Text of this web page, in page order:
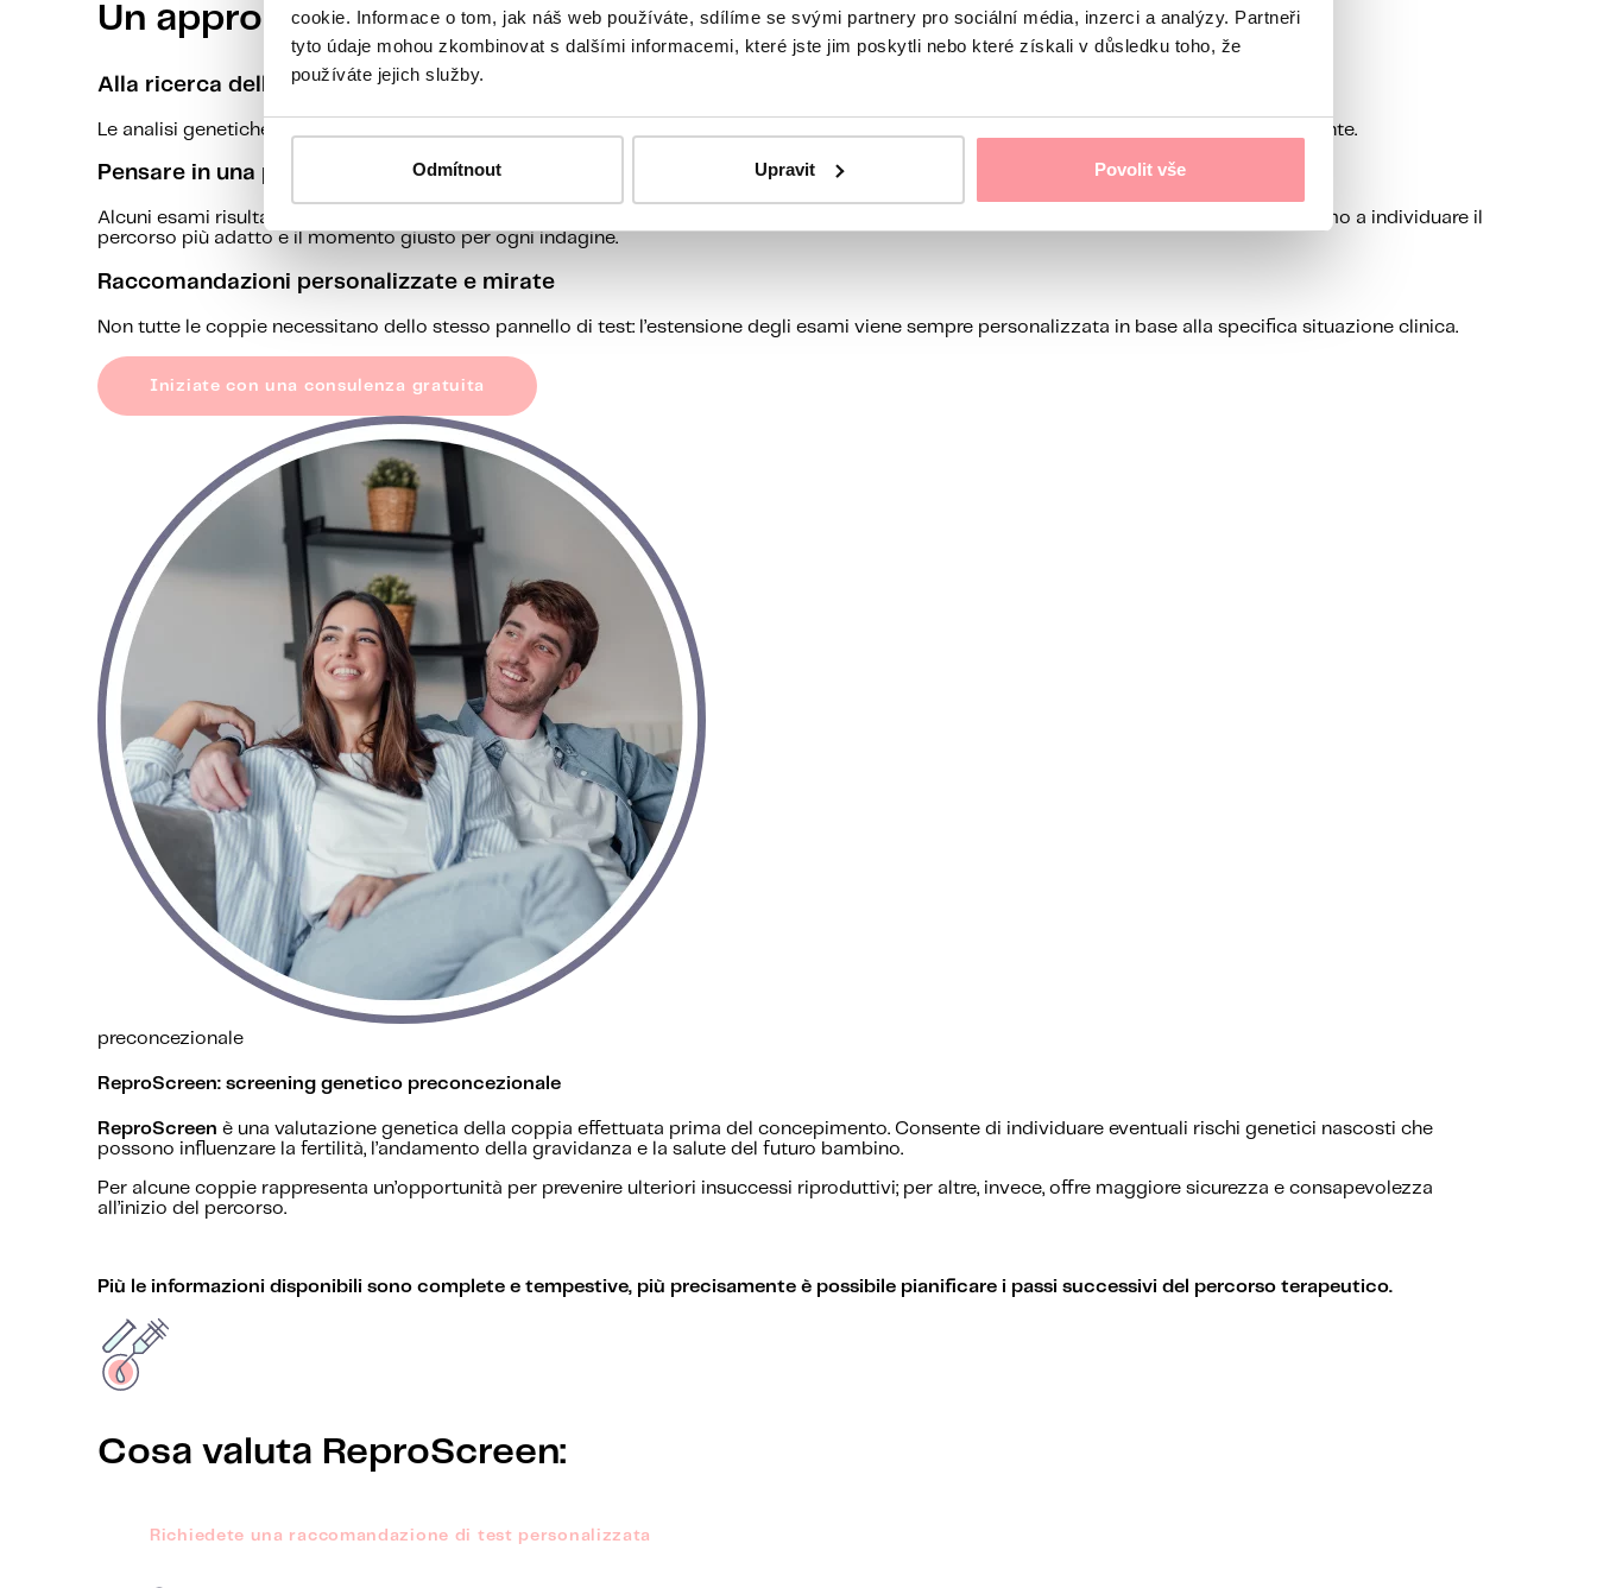
cookie. Informace o tom, jak náš web používáte, sdílíme se svými partnery pro sociální média, inzerci a analýzy. Partneři
tyto údaje mohou zkombinovat s dalšími informacemi, které jste jim poskytli nebo které získali v důsledku toho, že
používáte jejich služby.
Odmítnout Upravit Povolit vše
Un approccio genetico completo e approfondito
Alla ricerca della causa reale
Le analisi genetiche possono aiutare a chiarire casi di aborti ricorrenti, fallimenti di impianto e infertilità persistente senza una causa apparente.
Pensare in una prospettiva a lungo termine
Alcuni esami risultano particolarmente utili prima del concepimento, mentre altri sono indicati soprattutto nell’ambito della FIVET. Ti aiutiamo a individuare il
percorso più adatto e il momento giusto per ogni indagine.
Raccomandazioni personalizzate e mirate
Non tutte le coppie necessitano dello stesso pannello di test: l’estensione degli esami viene sempre personalizzata in base alla specifica situazione clinica.
Iniziate con una consulenza gratuita
preconcezionale
ReproScreen: screening genetico preconcezionale
ReproScreen è una valutazione genetica della coppia effettuata prima del concepimento. Consente di individuare eventuali rischi genetici nascosti che
possono influenzare la fertilità, l’andamento della gravidanza e la salute del futuro bambino.
Per alcune coppie rappresenta un’opportunità per prevenire ulteriori insuccessi riproduttivi; per altre, invece, offre maggiore sicurezza e consapevolezza
all’inizio del percorso.
Più le informazioni disponibili sono complete e tempestive, più precisamente è possibile pianificare i passi successivi del percorso terapeutico.
Cosa valuta ReproScreen:
Richiedete una raccomandazione di test personalizzata